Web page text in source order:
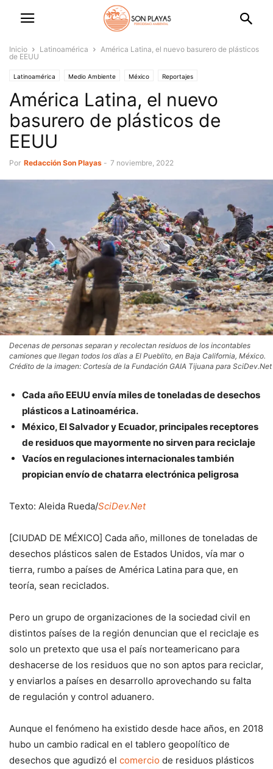
Inicio Latinoamérica
América Latina, el nuevo basurero de plásticos
de EEUU
Latinoamérica Medio Ambiente México Reportajes
América Latina, el nuevo
basurero de plásticos de
EEUU
Por Redacción Son Playas - 7 noviembre, 2022
Decenas de personas separan y recolectan residuos de los incontables
camiones que llegan todos los días a El Pueblito, en Baja California, México.
Crédito de la imagen: Cortesía de la Fundación GAIA Tijuana para SciDev.Net
Cada año EEUU envía miles de toneladas de desechos
plásticos a Latinoamérica.
México, El Salvador y Ecuador, principales receptores
de residuos que mayormente no sirven para reciclaje
Vacíos en regulaciones internacionales también
propician envío de chatarra electrónica peligrosa
Texto: Aleida Rueda/SciDev.Net
[CIUDAD DE MÉXICO] Cada año, millones de toneladas de
desechos plásticos salen de Estados Unidos, vía mar o
tierra, rumbo a países de América Latina para que, en
teoría, sean reciclados.
Pero un grupo de organizaciones de la sociedad civil en
distintos países de la región denuncian que el reciclaje es
solo un pretexto que usa el país norteamericano para
deshacerse de los residuos que no son aptos para reciclar,
y enviarlos a países en desarrollo aprovechando su falta
de regulación y control aduanero.
Aunque el fenómeno ha existido desde hace años, en 2018
hubo un cambio radical en el tablero geopolítico de
desechos que agudizó el comercio de residuos plásticos